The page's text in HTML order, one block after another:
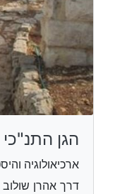
הגן התנ"כי
ארכיאולוגיה
דרך אהרן שולוב 1, ירושלים